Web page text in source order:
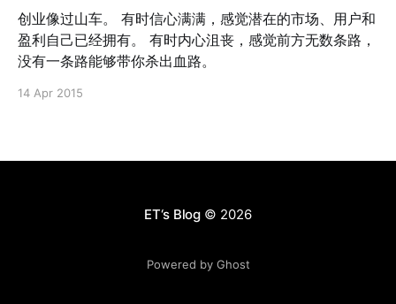
的探索慢慢演变为了一个固定的生产流程，由创造性人才
主导逐渐演化为了执行性人才主导。这个过程从另一个角
度就是沃尔玛公司的创业的过程。 精简的来说，从公司内
并且固化为可以批量化生产的过程。 不论是阿里现在整个
是无法实现业务规模第2布的增长的。
创业像过山车。 有时信心满满，感觉潜在的市场、用户和
盈利自己已经拥有。 有时内心沮丧，感觉前方无数条路，
没有一条路能够带你杀出血路。
14 Apr 2015
ET‘s Blog© 2026
Powered by Ghost